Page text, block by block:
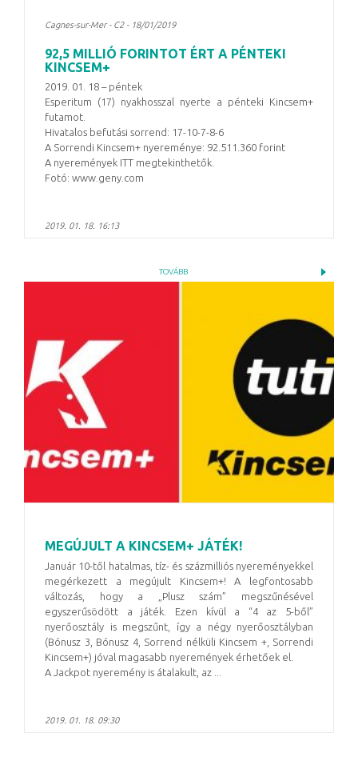
Cagnes-sur-Mer - C2 - 18/01/2019
92,5 MILLIÓ FORINTOT ÉRT A PÉNTEKI
KINCSEM+
2019. 01. 18 – péntek
Esperitum (17) nyakhosszal nyerte a pénteki Kincsem+
futamot.
Hivatalos befutási sorrend: 17-10-7-8-6
A Sorrendi Kincsem+ nyereménye: 92.511.360 forint
A nyeremények ITT megtekinthetők.
Fotó: www.geny.com
2019. 01. 18. 16:13
TOVÁBB
MEGÚJULT A KINCSEM+ JÁTÉK!
Január 10-től hatalmas, tíz- és százmilliós nyereményekkel
megérkezett a megújult Kincsem+! A legfontosabb
változás, hogy a „Plusz szám” megszűnésével
egyszerűsödött a játék. Ezen kívül a “4 az 5-ből”
nyerőosztály is megszűnt, így a négy nyerőosztályban
(Bónusz 3, Bónusz 4, Sorrend nélküli Kincsem +, Sorrendi
Kincsem+) jóval magasabb nyeremények érhetőek el.
A Jackpot nyeremény is átalakult, az ...
2019. 01. 18. 09:30